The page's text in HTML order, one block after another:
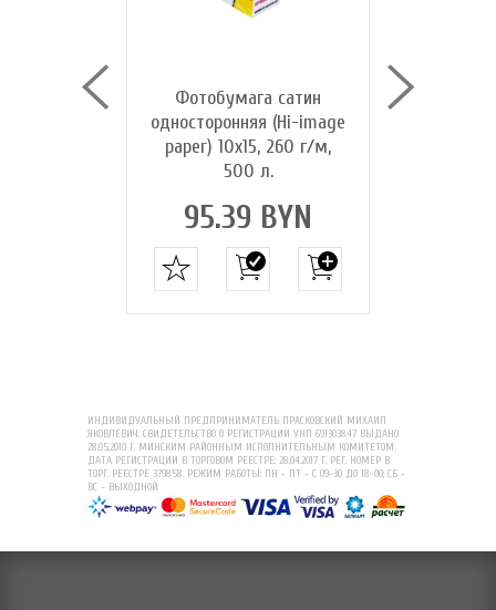
Фотобумага сатин
односторонняя (Hi-image
paper) 10х15, 260 г/м,
500 л.
95.39 BYN
ИНДИВИДУАЛЬНЫЙ ПРЕДПРИНИМАТЕЛЬ ПРАСКОВСКИЙ МИХАИЛ
ЯКОВЛЕВИЧ. СВИДЕТЕЛЬСТВО О РЕГИСТРАЦИИ УНП 691303847 ВЫДАНО
28.05.2010 Г. МИНСКИМ РАЙОННЫМ ИСПОЛНИТЕЛЬНЫМ КОМИТЕТОМ.
ДАТА РЕГИСТРАЦИИ В ТОРГОВОМ РЕЕСТРЕ: 28.04.2017 Г. РЕГ. НОМЕР В
ТОРГ. РЕЕСТРЕ 379858. РЕЖИМ РАБОТЫ: ПН - ПТ - С 09-30 ДО 18-00; СБ -
ВС - ВЫХОДНОЙ